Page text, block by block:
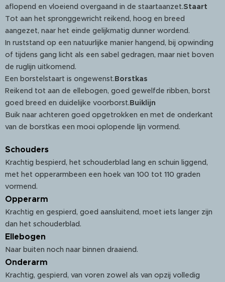
aflopend en vloeiend overgaand in de staartaanzet.Staart
Tot aan het spronggewricht reikend, hoog en breed
aangezet, naar het einde gelijkmatig dunner wordend.
In ruststand op een natuurlijke manier hangend, bij opwinding
of tijdens gang licht als een sabel gedragen, maar niet boven
de ruglijn uitkomend.
Een borstelstaart is ongewenst.Borstkas
Reikend tot aan de ellebogen, goed gewelfde ribben, borst
goed breed en duidelijke voorborst.Buiklijn
Buik naar achteren goed opgetrokken en met de onderkant
van de borstkas een mooi oplopende lijn vormend.
Schouders
Krachtig bespierd, het schouderblad lang en schuin liggend,
met het opperarmbeen een hoek van 100 tot 110 graden
vormend.
Opperarm
Krachtig en gespierd, goed aansluitend, moet iets langer zijn
dan het schouderblad.
Ellebogen
Naar buiten noch naar binnen draaiend.
Onderarm
Krachtig, gespierd, van voren zowel als van opzij volledig